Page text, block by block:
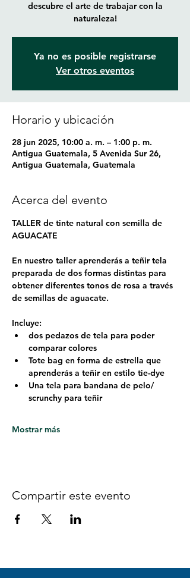
descubre el arte de trabajar con la
naturaleza!
Ya no es posible registrarse
Ver otros eventos
Horario y ubicación
28 jun 2025, 10:00 a. m. – 1:00 p. m.
Antigua Guatemala, 5 Avenida Sur 26,
Antigua Guatemala, Guatemala
Acerca del evento
TALLER de tinte natural con semilla de
AGUACATE
En nuestro taller aprenderás a teñir tela
preparada de dos formas distintas para
obtener diferentes tonos de rosa a través
de semillas de aguacate.
Incluye:
dos pedazos de tela para poder
comparar colores
Tote bag en forma de estrella que
aprenderás a teñir en estilo tie-dye
Una tela para bandana de pelo/
scrunchy para teñir
Mostrar más
Compartir este evento